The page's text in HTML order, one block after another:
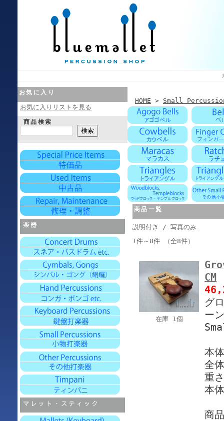
お気に入り
お気に入りリストを見る
商品検索
HOME > Small
商品一覧
説明付き / 写真のみ
1件～8件 （全8件）
在庫 1個
CM
グ
ー
本
全
重
本
商